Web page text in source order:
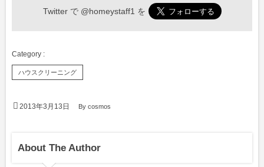
Twitter で @homeystaff1 を
ハウスクリーニング
2013年3月13日 Bycosmos
About The Author